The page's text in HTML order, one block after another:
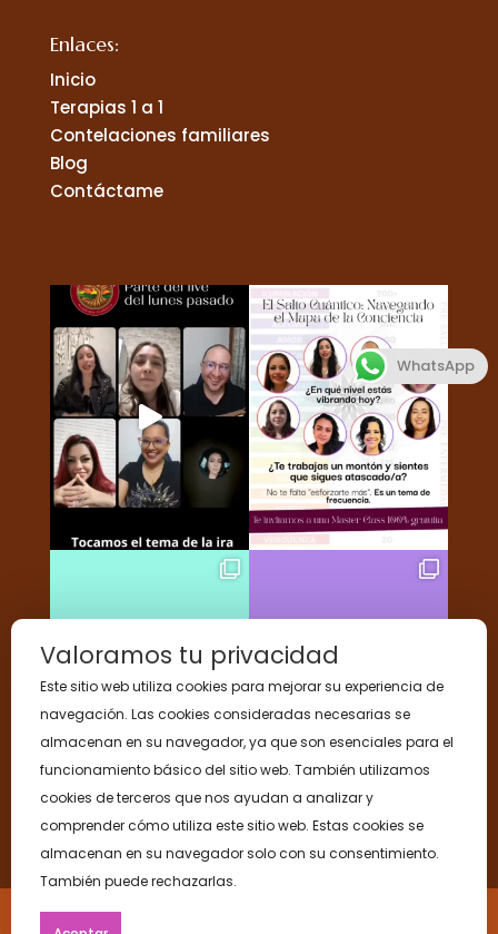
Enlaces:
Inicio
Terapias 1 a 1
Contelaciones familiares
Blog
Contáctame
Sígueme en Instagram
© Gladys Oliveros Teresen. Todos los
WhatsApp
Valoramos tu privacidad
Este sitio web utiliza cookies para mejorar su experiencia de
navegación. Las cookies consideradas necesarias se
almacenan en su navegador, ya que son esenciales para el
funcionamiento básico del sitio web. También utilizamos
cookies de terceros que nos ayudan a analizar y
comprender cómo utiliza este sitio web. Estas cookies se
almacenan en su navegador solo con su consentimiento.
También puede rechazarlas.